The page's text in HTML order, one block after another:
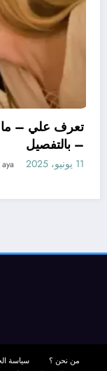
سيرين لتفسير حلم